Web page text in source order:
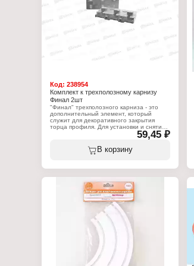
Код: 238954
Комплект к трехполозному карнизу
Финал 2шт
"Финал" трехполозного карниза - это
дополнительный элемент, который
служит для декоративного закрытия
торца профиля. Для установки и снятия
крючков предусмотрен паз, закрываемый
Характеристики:
59,45 ₽
В корзину